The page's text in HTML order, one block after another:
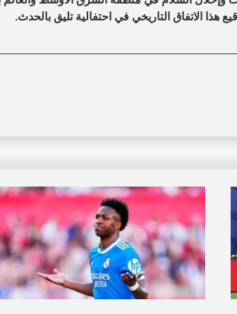
الاتفاق التاريخي في احتفالية تليق بالحدث.